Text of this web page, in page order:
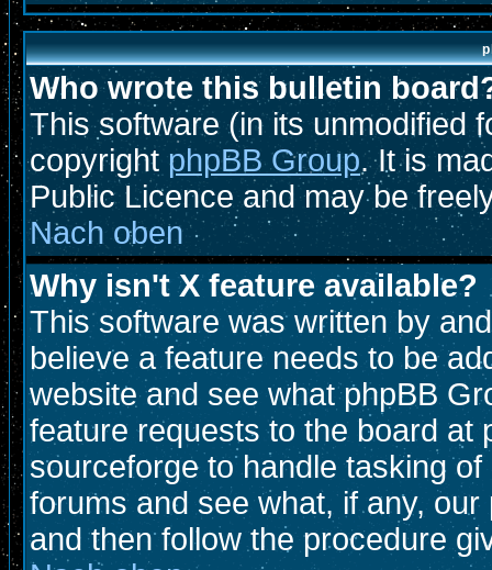
Who wrote this bulletin
This software (in its unmodified
copyright phpBB Group. It is
Public Licence and may be
Nach oben
Why isn't X feature available?
This software was written by
believe a feature needs to be
website and see what phpBB
feature requests to the board at
sourceforge to handle tasking
forums and see what, if any,
and then follow the procedure